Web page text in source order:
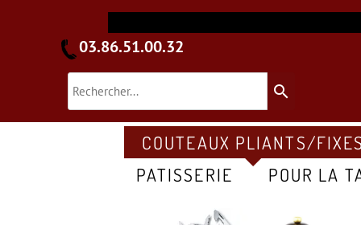
search
COUTEAUX PLIANTS/FIXES
PATISSERIE
POUR LA
03.86.51.00.32